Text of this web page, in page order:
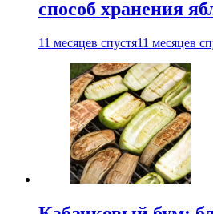
способ хранения
11 месяцев спустя11 месяцев